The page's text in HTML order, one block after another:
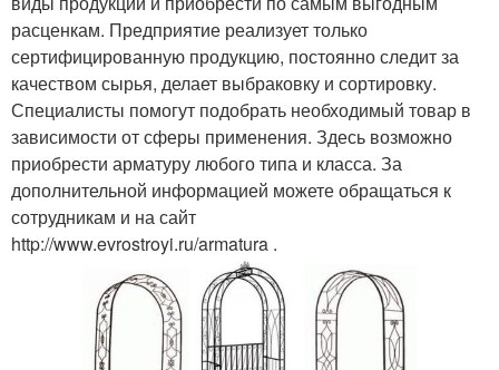
расценкам. Предприятие реализует только
сертифицированную продукцию, постоянно следит за
качеством сырья, делает выбраковку и сортировку.
Специалисты помогут подобрать необходимый товар в
зависимости от сферы применения. Здесь возможно
приобрести арматуру любого типа и класса. За
дополнительной информацией можете обращаться к
сотрудникам и на сайт
http://www.evrostroyi.ru/armatura .